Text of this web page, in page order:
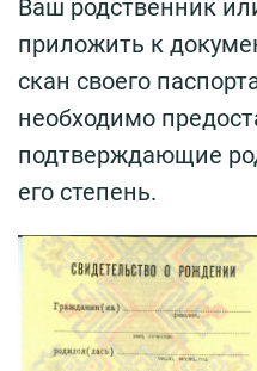
Ваш родственник
приложить к
скан своего
необходимо
подтверждающие
его степень.